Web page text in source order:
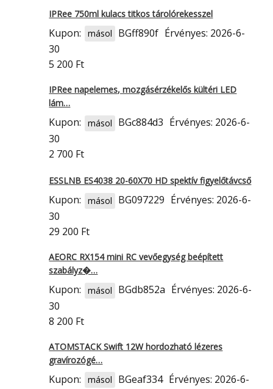
IPRee 750ml kulacs titkos tárolórekesszel
Kupon: másol BGff890f Érvényes: 2026-6-
30
5 200 Ft
IPRee napelemes, mozgásérzékelős kültéri LED
lám…
Kupon: másol BGc884d3 Érvényes: 2026-6-
30
2 700 Ft
ESSLNB ES4038 20-60X70 HD spektív figyelőtávcső
Kupon: másol BG097229 Érvényes: 2026-6-
30
29 200 Ft
AEORC RX154 mini RC vevőegység beépített
szabályz�…
Kupon: másol BGdb852a Érvényes: 2026-6-
30
8 200 Ft
ATOMSTACK Swift 12W hordozható lézeres
gravírozógé…
Kupon: másol BGeaf334 Érvényes: 2026-6-